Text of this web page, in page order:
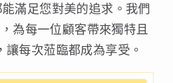
滿足您對美的追求。我們
為每一位顧客帶來獨特且
讓每次蒞臨都成為享受。